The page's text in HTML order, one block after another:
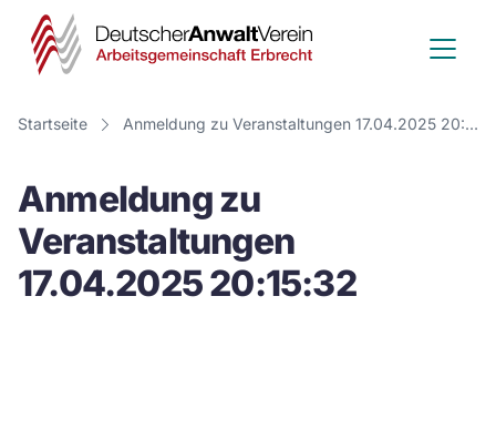
Deutscher
Anwalt
Verein
Startseite Anmeldung zu Veranstaltungen 17.04.2025 20:15:32
Anmeldung zu
Veranstaltungen
17.04.2025 20:15:32